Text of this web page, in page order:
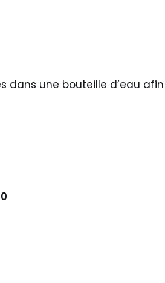
une bouteille d’eau